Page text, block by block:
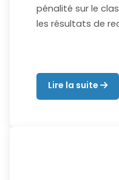
pénalité sur le
les résultats de
Lire la suite